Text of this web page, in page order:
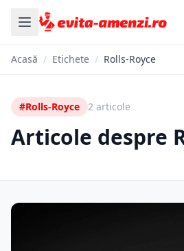
Acasă / Etichete / Rolls-Royce
#Rolls-Royce 2 articole
Articole despre